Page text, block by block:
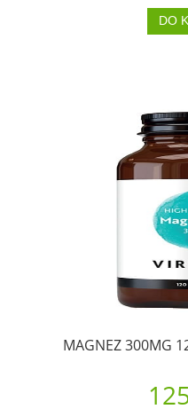
DO
MAGNEZ 300MG